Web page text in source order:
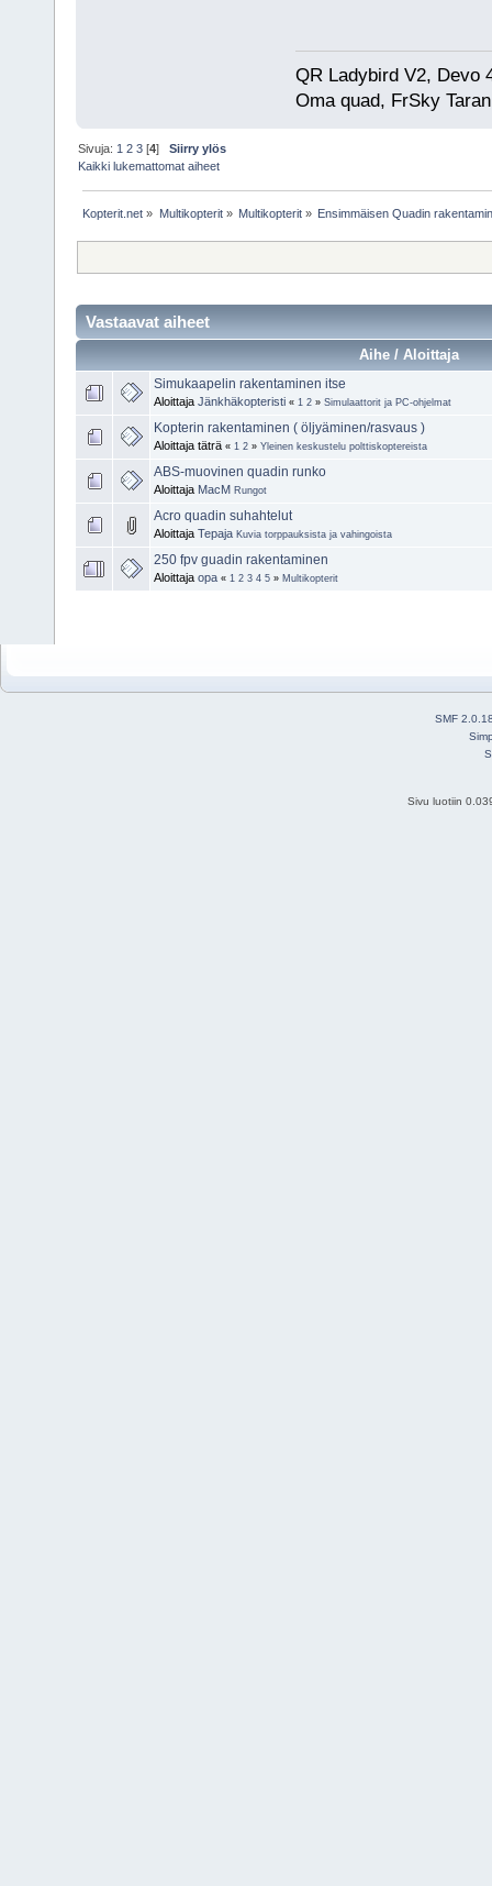
QR Ladybird V2, Devo
Oma quad, FrSky
Sivuja: 1 2 3 [4]Siirry ylös
Kaikki lukemattomat aiheet
Kopterit.net » Multikopterit» Multikopterit» Ensimmäisen Quadin
Vastaavat aiheet
Aihe / Aloittaja
Simukaapelin rakentaminen itse
Aloittaja Jänkhäkopteristi « 1 2 » Simulaattorit ja PC-ohjelmat
Kopterin rakentaminen ( öljyäminen/rasvaus )
Aloittaja täträ « 1 2 » Yleinen keskustelu polttiskoptereista
ABS-muovinen quadin runko
Aloittaja MacM Rungot
Acro quadin suhahtelut
Aloittaja Tepaja Kuvia torppauksista ja vahingoista
250 fpv guadin rakentaminen
Aloittaja opa « 1 2 3 4 5 » Multikopterit
SMF
Sivu luotiin